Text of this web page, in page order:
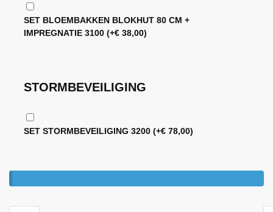
SET BLOEMBAKKEN BLOKHUT 80 CM +
IMPREGNATIE 3100(+€ 38,00)
STORMBEVEILIGING
SET STORMBEVEILIGING 3200(+€ 78,00)